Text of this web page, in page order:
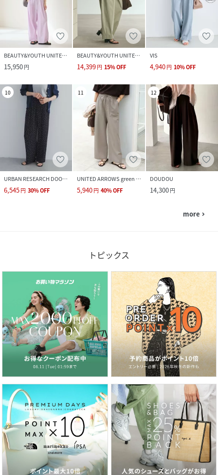
BEAUTY&YOUTH UNITED ARROWS
15,950円
BEAUTY&YOUTH UNITED ARROWS
14,399円 15%OFF
VIS
4,940円 10%OFF
10
URBAN RESEARCH DOORS
6,545円 30%OFF
11
UNITED ARROWS green label relaxing
5,940円 40%OFF
12
DOUDOU
14,300円
more navigate_next
トピックス